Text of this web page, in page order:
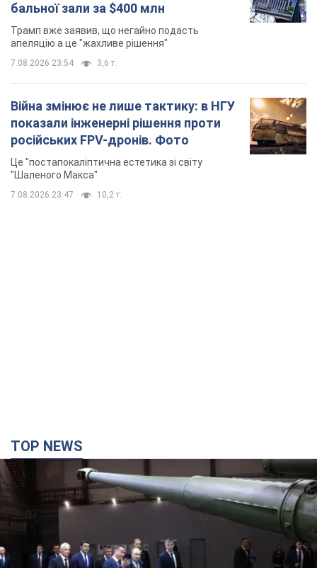
бальної зали за $400 млн
Трамп вже заявив, що негайно подасть
апеляцію а це "жахливе рішення"
7.08.2026 23:54 3,6 т.
Війна змінює не лише тактику: в НГУ
показали інженерні рішення проти
російських FPV-дронів. Фото
Це "постапокаліптична естетика зі світу
"Шаленого Макса"
7.08.2026 23:47 10,2 т.
TOP NEWS